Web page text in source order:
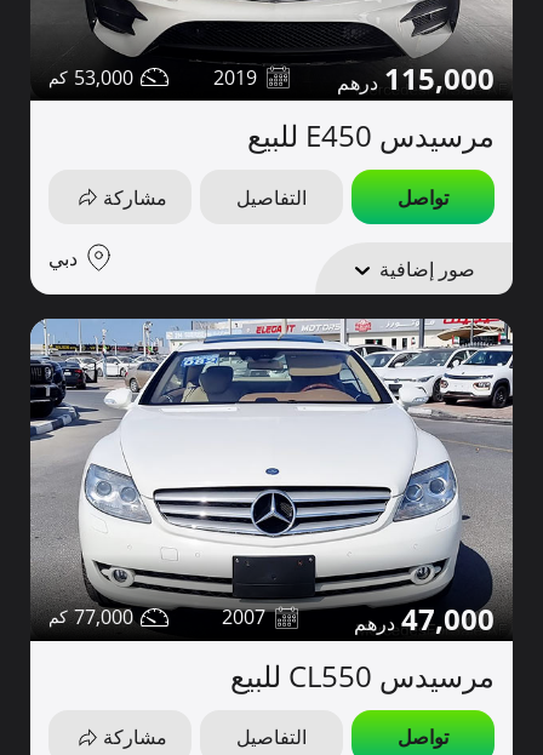
115,000
2019
53,000
مرسيدس E450 للبيع
تواصل التفاصيل مشاركة
صور إضافية دبي
47,000
2007
77,000
مرسيدس CL550 للبيع
تواصل التفاصيل مشاركة